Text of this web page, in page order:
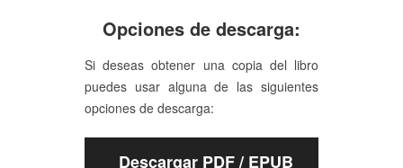
Opciones de descarga:
Si deseas obtener una copia del libro
puedes usar alguna de las siguientes
opciones de descarga:
Descargar PDF / EPUB